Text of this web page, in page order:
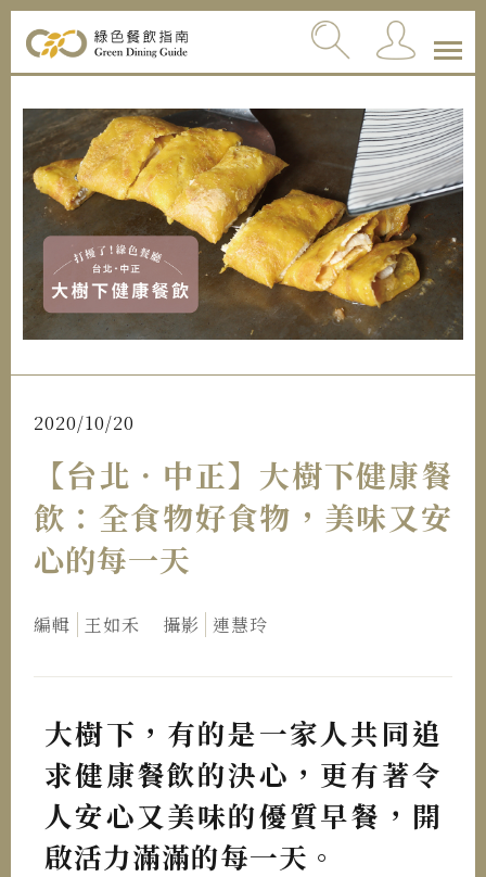
2020/10/20
【台北．中正】大樹下健康餐
飲：全食物好食物，美味又安
心的每一天
編輯 王如禾 攝影 連慧玲
大樹下，有的是一家人共同追
求健康餐飲的決心，更有著令
人安心又美味的優質早餐，開
啟活力滿滿的每一天。